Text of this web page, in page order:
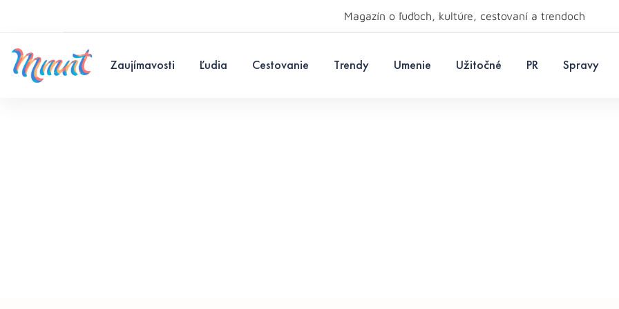
Magazín o ľuďoch, kultúre, cestovaní a trendoch
Zaujímavosti Ľudia Cestovanie Trendy Umenie Užitočné PR Spravy